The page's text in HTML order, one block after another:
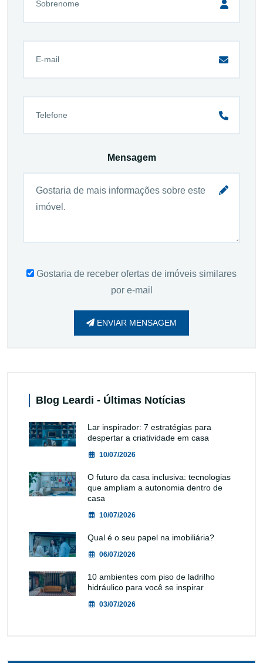
Mensagem
Gostaria de receber ofertas de imóveis similares
por e-mail
ENVIAR MENSAGEM
Blog Leardi - Últimas Notícias
Lar inspirador: 7 estratégias para
despertar a criatividade em casa
10/07/2026
O futuro da casa inclusiva: tecnologias
que ampliam a autonomia dentro de
casa
10/07/2026
Qual é o seu papel na imobiliária?
06/07/2026
10 ambientes com piso de ladrilho
hidráulico para você se inspirar
03/07/2026